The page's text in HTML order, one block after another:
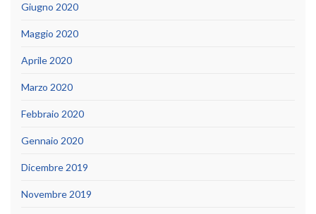
Giugno 2020
Maggio 2020
Aprile 2020
Marzo 2020
Febbraio 2020
Gennaio 2020
Dicembre 2019
Novembre 2019